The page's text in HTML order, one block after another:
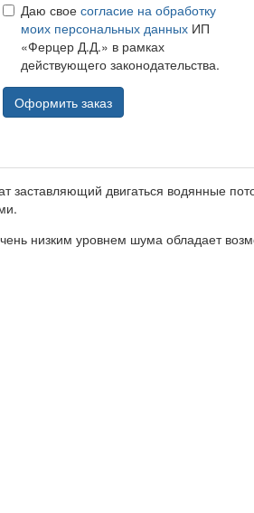
Даю свое согласие на обработку
моих персональных данныхИП
«Ферцер Д.Д.» в рамках
действующего законодательства.
Оформить заказ
заставляющий двигаться водянные
низким уровнем шума обладает